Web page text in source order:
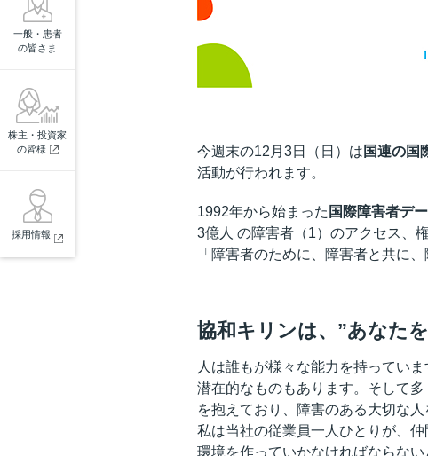
一般・患者
の皆さま
株主・投資家
の皆様
採用情報
今週末の12月3日（日）は 国連の国
活動が行われます。
1992年から始まった 国際障害者デー
3億人 の障害者（1）のアクセス、
「障害者のために、障害者と共に
協和キリンは、”あなた
人は誰もが様々な能力を持ってい
潜在的なものもあります。そして
を抱えており、障害のある大切な
私は当社の従業員一人ひとりが、
環境を作っていかなければならな